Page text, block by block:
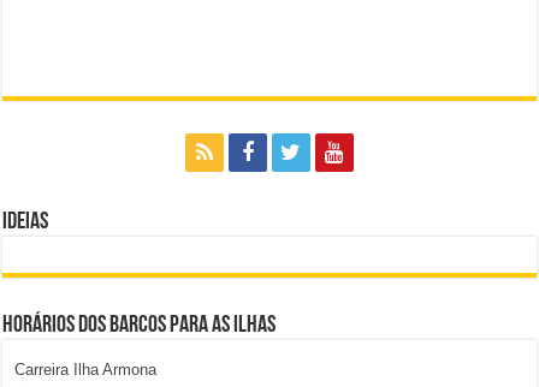
Ideias
Horários dos Barcos para as Ilhas
Carreira Ilha Armona